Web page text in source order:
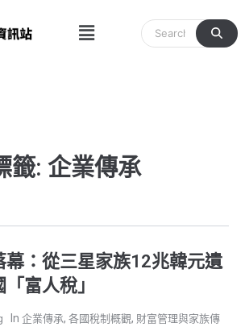
Menu
籤: 企業傳承
幕：從三星家族12兆韓元遺
富人稅」
企業傳承, 各國稅制概觀, 財富管理與家族傳